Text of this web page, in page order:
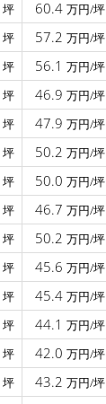
坪 60.4 万円/坪
坪 57.2 万円/坪
坪 56.1 万円/坪
坪 46.9 万円/坪
坪 47.9 万円/坪
坪 50.2 万円/坪
坪 50.0 万円/坪
坪 46.7 万円/坪
坪 50.2 万円/坪
坪 45.6 万円/坪
坪 45.4 万円/坪
坪 44.1 万円/坪
坪 42.0 万円/坪
坪 43.2 万円/坪